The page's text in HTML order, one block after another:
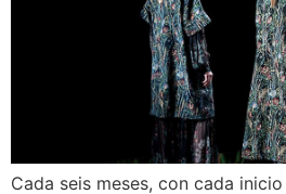
Cada seis meses, con cada